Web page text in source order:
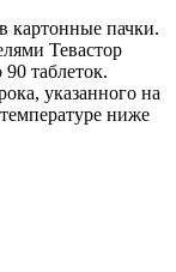
картонные пачки.
Тевастор
таблеток.
указанного на
ниже